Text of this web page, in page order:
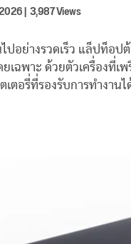
|3,987 Views
ปอย่างรวดเร็ว แล็ปท็อป
เฉพาะ ด้วยตัวเครื่องที่
ตเตอรี่ที่รองรับการทำง